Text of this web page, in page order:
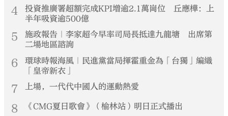
4
投資推廣署超額完成KPI增逾2.1萬崗位 丘應樺：上
半年吸資逾500億
5
施政報告｜李家超今早率司局長抵達九龍塘 出席第
二場地區諮詢
6
環球時報海風｜民進黨當局揮霍重金為「台獨」編織
「皇帝新衣」
7 上場，一代代中國人的運動熱愛
8 《CMG夏日歌會》（榆林站）明日正式播出